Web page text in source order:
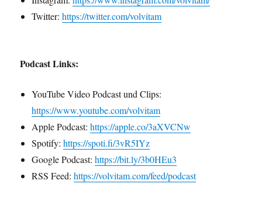
Twitter:https://twitter.com/volvitam
Podcast Links:
YouTube Video Podcast und Clips:
https://www.youtube.com/volvitam
Apple Podcast:https://apple.co/3aXVCNw
Spotify:https://spoti.fi/3vR5IYz
Google Podcast:https://bit.ly/3b0HEu3
RSS Feed:https://volvitam.com/feed/podcast